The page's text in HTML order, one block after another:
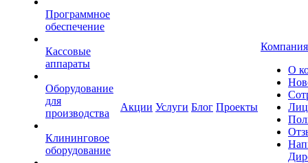
Программное
обеспечение
Кассовые
аппараты
Оборудование
для
производства
Клининговое
оборудование
Акции Услуги Блог Проекты
Компания
О